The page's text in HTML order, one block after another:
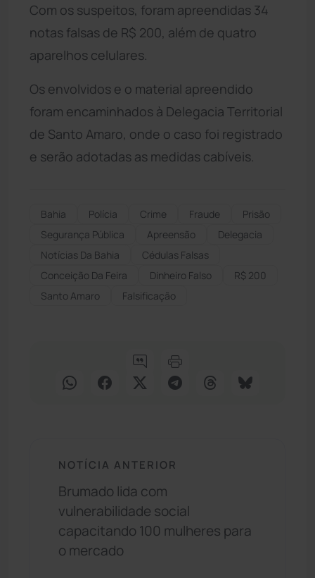
Com os suspeitos, foram apreendidas 34
notas falsas de R$ 200, além de quatro
aparelhos celulares.
Os envolvidos e o material apreendido
foram encaminhados à Delegacia Territorial
de Santo Amaro, onde o caso foi registrado
e serão adotadas as medidas cabíveis.
Bahia Polícia Crime Fraude
Prisão
Segurança Pública
Apreensão
Delegacia
Notícias Da Bahia
Cédulas Falsas
Conceição Da Feira
Dinheiro Falso
R$ 200
Santo Amaro
Falsificação
NOTÍCIA ANTERIOR
Brumado lida com
vulnerabilidade social
capacitando 100 mulheres para
o mercado